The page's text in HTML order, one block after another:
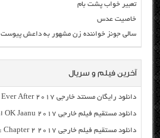
تعبیر خواب پشت بام
خاصیت عدس
سالی جونز خواننده زن مشهور به داعش پیوست
آخرین فیلم و سریال
دانلود رایگان مسنتد خارجی Britney Ever After 2017 با لینک مستقیم
دانلود مستقیم فیلم خارجی OK Jaanu 2017 از سرور سایت
دانلود مستقیم فیلم خارجی John Wick: Chapter 2 2017 از سرور سایت